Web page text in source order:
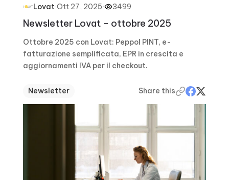
Lovat·Ott 27, 2025· 3499
Newsletter Lovat – ottobre 2025
Ottobre 2025 con Lovat: Peppol PINT, e-
fatturazione semplificata, EPR in crescita e
aggiornamenti IVA per il checkout.
Newsletter Share this